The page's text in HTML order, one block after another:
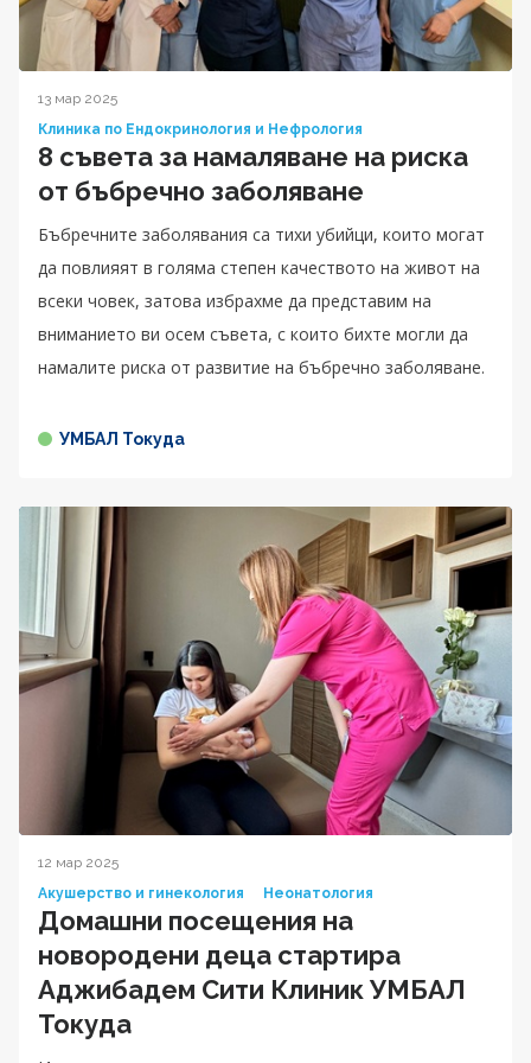
13 мар 2025
Клиника по Ендокринология и Нефрология
8 съвета за намаляване на риска
от бъбречно заболяване
Бъбречните заболявания са тихи убийци, които могат
да повлияят в голяма степен качеството на живот на
всеки човек, затова избрахме да представим на
вниманието ви осем съвета, с които бихте могли да
намалите риска от развитие на бъбречно заболяване.
УМБАЛ Токуда
12 мар 2025
Акушерство и гинекология
Неонатология
Домашни посещения на
новородени деца стартира
Аджибадем Сити Клиник УМБАЛ
Токуда